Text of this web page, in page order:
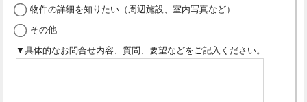
物件の詳細を知りたい（周辺施設、室内写真など）
その他
▼具体的なお問合せ内容、質問、要望などをご記入ください。